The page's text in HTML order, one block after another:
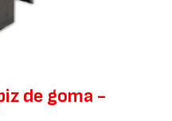
de goma -